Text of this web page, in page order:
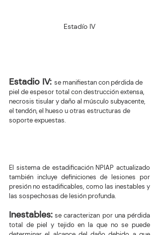
Estadío IV
Estadio IV: se manifiestan con pérdida de
piel de espesor total con destrucción extensa,
necrosis tisular y daño al músculo subyacente,
el tendón, el hueso u otras estructuras de
soporte expuestas.
El sistema de estadificación NPIAP actualizado
también incluye definiciones de lesiones por
presión no estadificables, como las inestables y
las sospechosas de lesión profunda.
Inestables: se caracterizan por una pérdida
total de piel y tejido en la que no se puede